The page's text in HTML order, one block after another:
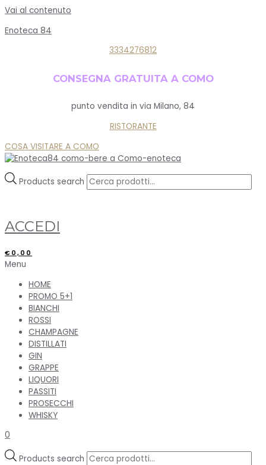
Vai al contenuto
Enoteca 84
3334276812
CONSEGNA GRATUITA A COMO
punto vendita in via Milano, 84
RISTORANTE
COSA VISITARE A COMO
Products search
ACCEDI
€ 0,00
Menu
HOME
PROMO 5+1
BIANCHI
ROSSI
CHAMPAGNE
DISTILLATI
GIN
GRAPPE
LIQUORI
PASSITI
PROSECCHI
WHISKY
0
Products search